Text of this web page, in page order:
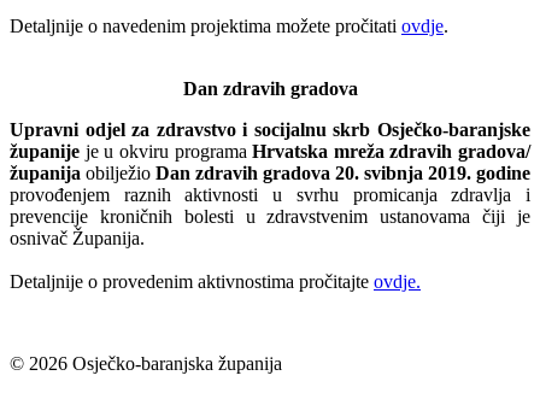
Detaljnije o navedenim projektima možete pročitati ovdje.
Dan zdravih gradova
Upravni odjel za zdravstvo i socijalnu skrb Osječko-baranjske
županije je u okviru programaHrvatska mreža zdravih gradova/
županija obilježio Dan zdravih gradova 20. svibnja 2019. godine
provođenjem raznih aktivnosti u svrhu promicanja zdravlja i
prevencije kroničnih bolesti u zdravstvenim ustanovama čiji je
osnivač Županija.
Detaljnije o provedenim aktivnostima pročitajte ovdje.
© 2026 Osječko-baranjska županija